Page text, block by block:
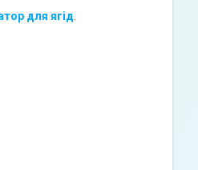
для ягід